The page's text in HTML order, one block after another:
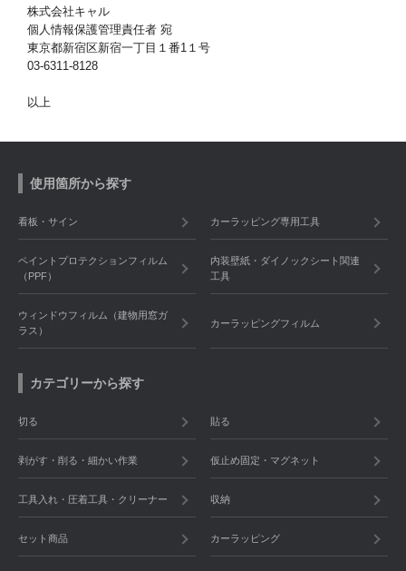
株式会社キャル
個人情報保護管理責任者 宛
東京都新宿区新宿一丁目１番1１号
03-6311-8128
以上
使用箇所から探す
看板・サイン カーラッピング専用工具
ペイントプロテクションフィルム
（PPF）
内装壁紙・ダイノックシート関連
工具
ウィンドウフィルム（建物用窓ガ
ラス）
カーラッピングフィルム
カテゴリーから探す
切る 貼る
剥がす・削る・細かい作業 仮止め固定・マグネット
工具入れ・圧着工具・クリーナー 収納
セット商品 カーラッピング